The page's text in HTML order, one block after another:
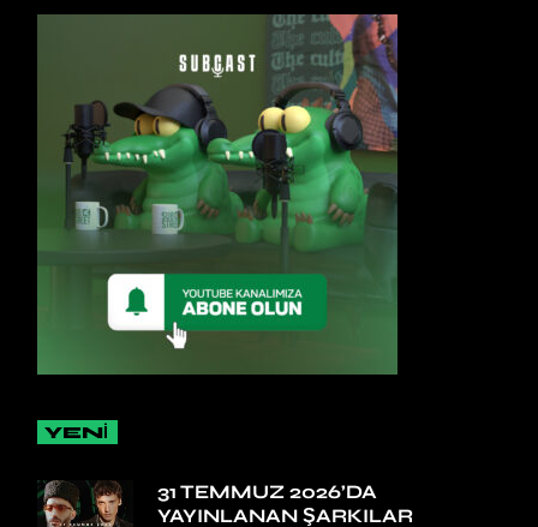
YENİ
31 TEMMUZ 2026’DA
YAYINLANAN ŞARKILAR